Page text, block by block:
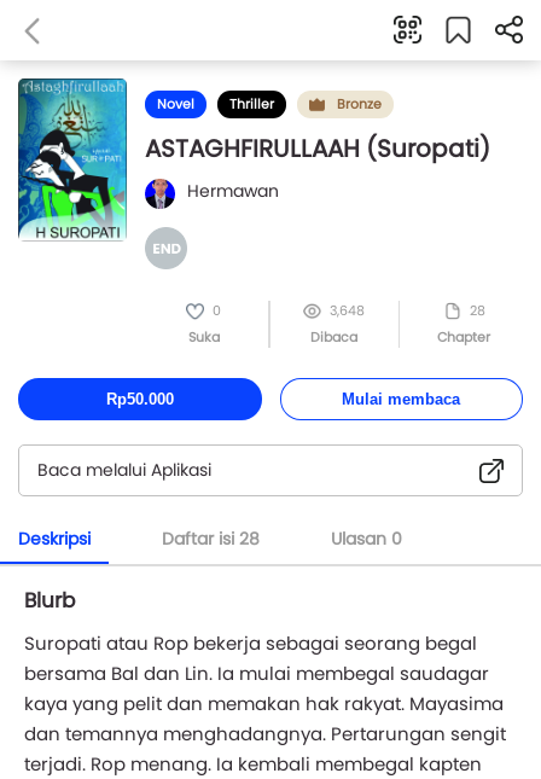
Novel Thriller Bronze
ASTAGHFIRULLAAH (Suropati)
Hermawan
0
Suka
3,648
Dibaca
28
Chapter
Rp50.000 Mulai membaca
Baca melalui Aplikasi
Deskripsi Daftar isi 28 Ulasan 0
Blurb
Suropati atau Rop bekerja sebagai seorang begal
bersama Bal dan Lin. Ia mulai membegal saudagar
kaya yang pelit dan memakan hak rakyat. Mayasima
dan temannya menghadangnya. Pertarungan sengit
terjadi. Rop menang. Ia kembali membegal kapten